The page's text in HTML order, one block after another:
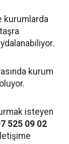
kurumlarda
kurum
isteyen
525 09 02